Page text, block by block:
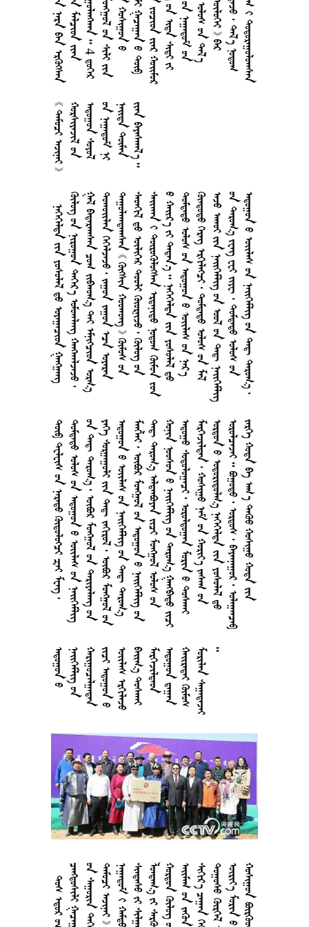






































































 
                                                                                        
                                                                                            





















































































































 